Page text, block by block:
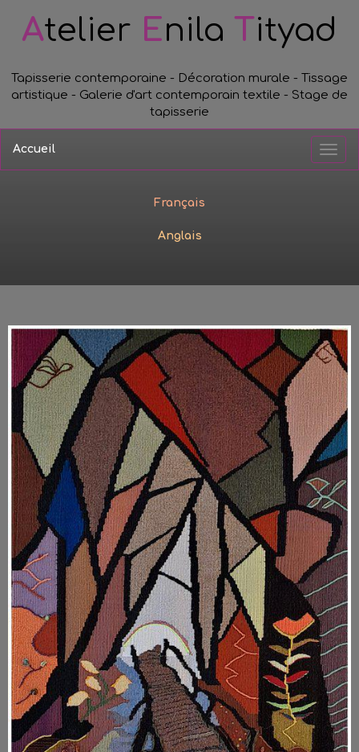
Atelier Enila Tityad
Tapisserie contemporaine - Décoration murale - Tissage
artistique - Galerie d'art contemporain textile - Stage de
tapisserie
Accueil
Français
Anglais